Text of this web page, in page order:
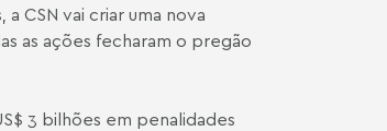
CSN vai criar uma nova
as ações fecharam o pregão
3 bilhões em penalidades